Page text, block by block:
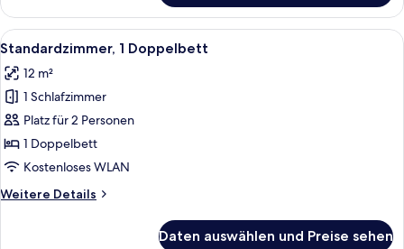
Zimmer,
2 Einzelbetten,
Kanalblick
Alle
Fotos
für
Standardzimmer,
1
Doppelbett
anzeigen
Standardzimmer, 1 Doppelbett |
4
Standardzimmer, 1 Doppelbett
12 m²
1 Schlafzimmer
Platz für 2 Personen
1 Doppelbett
Kostenloses WLAN
Weitere Details
Weitere
Daten auswählen und Preise sehen